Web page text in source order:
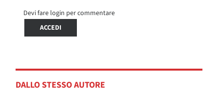
Devi fare login per commentare
ACCEDI
DALLO STESSO AUTORE